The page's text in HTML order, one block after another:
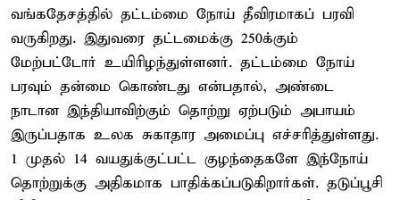
வங்கதேசத்தில் தட்டம்மை நோய் தீவிரமாகப் பரவி
வருகிறது. இதுவரை தட்டமைக்கு 250க்கும்
மேற்பட்டோர் உயிரிழந்துள்ளனர். தட்டம்மை நோய்
பரவும் தன்மை கொண்டது என்பதால், அண்டை
நாடான இந்தியாவிற்கும் தொற்று ஏற்படும் அபாயம்
இருப்பதாக உலக சுகாதார அமைப்பு எச்சரித்துள்ளது.
1 முதல் 14 வயதுக்குட்பட்ட குழந்தைகளே இந்நோய்
தொற்றுக்கு அதிகமாக பாதிக்கப்படுகிறார்கள். தடுப்பூசி